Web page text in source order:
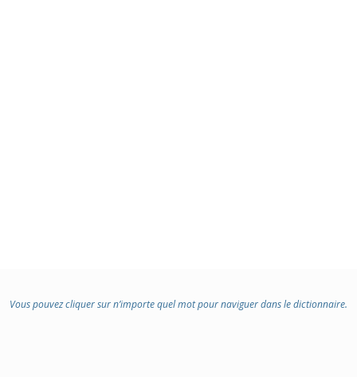
Vous pouvez cliquer sur n’importe quel mot pour naviguer dans le dictionnaire.